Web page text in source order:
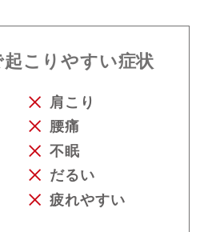
こりやすい症状
肩こり
腰痛
不眠
だるい
疲れやすい